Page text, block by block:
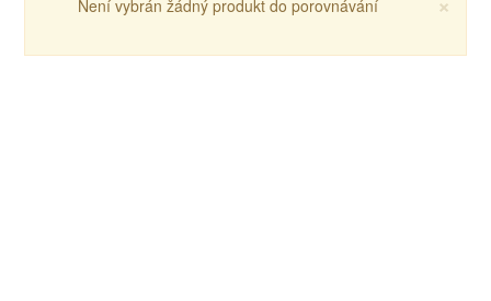
Není vybrán žádný produkt do porovnávání